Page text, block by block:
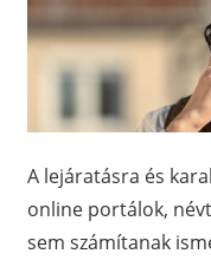
A lejáratásra és
online portálok,
sem számítanak